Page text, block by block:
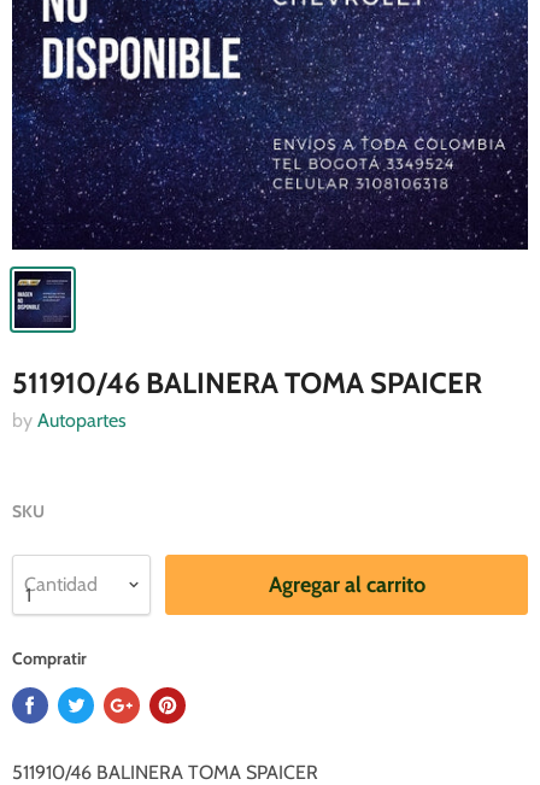
511910/46 BALINERA TOMA SPAICER
by Autopartes
SKU
Cantidad Agregar al carrito
Compratir
511910/46 BALINERA TOMA SPAICER